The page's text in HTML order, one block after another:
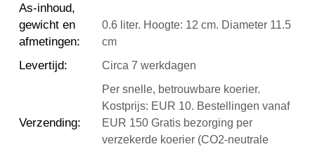
As-inhoud,
gewicht en
afmetingen:
0.6 liter. Hoogte: 12 cm. Diameter 11.5
cm
Levertijd: Circa 7 werkdagen
Verzending:
Per snelle, betrouwbare koerier.
Kostprijs: EUR 10. Bestellingen vanaf
EUR 150 Gratis bezorging per
verzekerde koerier (CO2-neutrale